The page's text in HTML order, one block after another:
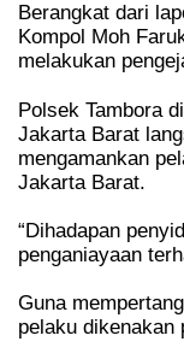
Berangkat dari
Kompol Moh
melakukan
Polsek Tambora
Jakarta Barat
mengamankan
Jakarta Barat.
“Dihadapan
penganiayaan
Guna
pelaku dikenakan